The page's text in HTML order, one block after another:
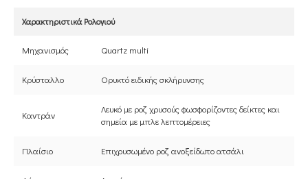
Χαρακτηριστικά Ρολογιού
Μηχανισμός Quartz multi
Κρύσταλλο Ορυκτό ειδικής σκλήρυνσης
Καντράν
Λευκό με ροζ χρυσούς φωσφορίζοντες δείκτες και
σημεία με μπλε λεπτομέρειες
Πλαίσιο Επιχρυσωμένο ροζ ανοξείδωτο ατσάλι